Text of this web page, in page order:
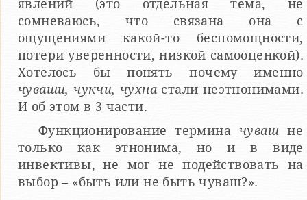
явлений (это отдельная тема, не
сомневаюсь, что связана она с
ощущениями какой-то беспомощности,
потери уверенности, низкой самооценкой).
Хотелось бы понять почему именно
чуваши, чукчи, чухна стали неэтнонимами.
И об этом в 3 части.
Функционирование термина чувашне
только как этнонима, но и в виде
инвективы, не мог не подействовать на
выбор – «быть или не быть чуваш?».